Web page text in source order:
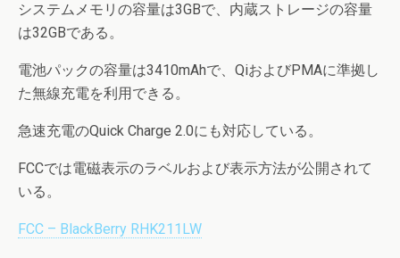
システムメモリの容量は3GBで、内蔵ストレージの容量
は32GBである。
電池パックの容量は3410mAhで、QiおよびPMAに準拠し
た無線充電を利用できる。
急速充電のQuick Charge 2.0にも対応している。
FCCでは電磁表示のラベルおよび表示方法が公開されて
いる。
FCC – BlackBerry RHK211LW